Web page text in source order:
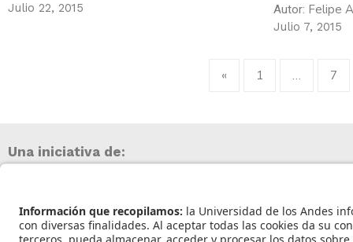
Julio 22, 2015 Autor: Felipe
Julio 7, 2015
« 1 … 7
Una iniciativa de: